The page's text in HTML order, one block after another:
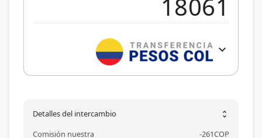
expand_more
Detalles del intercambio unfold_more
Comisión nuestra -261COP